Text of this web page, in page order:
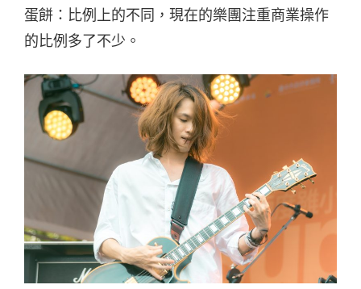
蛋餅：比例上的不同，現在的樂團注重商業操作
的比例多了不少。